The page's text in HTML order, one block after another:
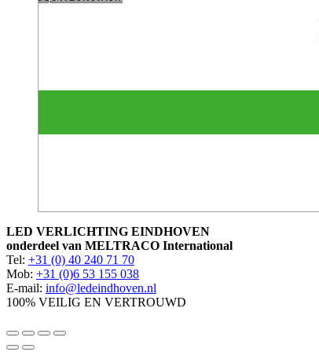
LED VERLICHTING EINDHOVEN
onderdeel van MELTRACO International
Tel: +31 (0) 40 240 71 70
Mob: +31 (0)6 53 155 038
E-mail: info@ledeindhoven.nl
100% VEILIG EN VERTROUWD